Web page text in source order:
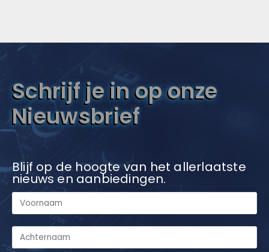
Schrijf je in op onze
Nieuwsbrief
Blijf op de hoogte van het allerlaatste
nieuws en aanbiedingen.